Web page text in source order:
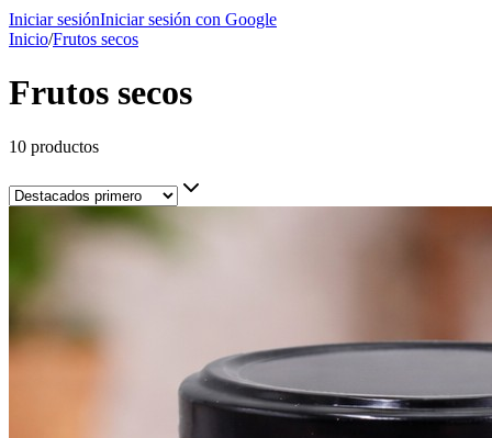
Iniciar sesiónIniciar sesión con Google
Inicio/Frutos secos
Frutos secos
10 productos